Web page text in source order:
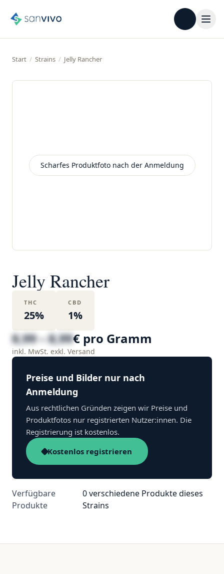
Start / Strains / Jelly Rancher
Scharfes Produktfoto nach der Anmeldung
Jelly Rancher
THC
25%
CBD
1%
8,99 – 8,99€ pro Gramm
inkl. MwSt. exkl. Versand
Preise und Bilder nur nach
Anmeldung
Aus rechtlichen Gründen zeigen wir Preise und
Produktfotos nur registrierten Nutzer:innen. Die
Registrierung ist kostenlos.
Kostenlos registrieren
Verfügbare
Produkte
0 verschiedene Produkte dieses
Strains